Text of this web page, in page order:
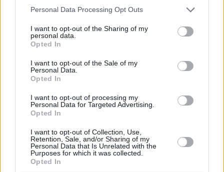
Please note that this website/app uses one or more Google
not limited to your visit or usage behaviour. You may click to
grant or deny consent to Google and its third-party tags to
use your data for below specified purposes in below Google
consent section.
Personal Data Processing Opt Outs
I want to opt-out of the Sharing of my
personal data.
Opted In
I want to opt-out of the Sale of my
Personal Data.
Opted In
I want to opt-out of processing my
Personal Data for Targeted Advertising.
Opted In
I want to opt-out of Collection, Use,
Retention, Sale, and/or Sharing of my
Personal Data that Is Unrelated with the
Purposes for which it was collected.
Opted In
Vargas Llosa)
Verlag
Mercédesz Kutasy, Hispanist, Übersetzer, Moderator